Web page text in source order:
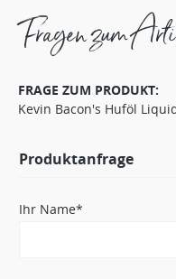
Fragen zum
FRAGE ZUM PRODUKT:
Kevin Bacon's Huföl
Produktanfrage
Ihr Name*